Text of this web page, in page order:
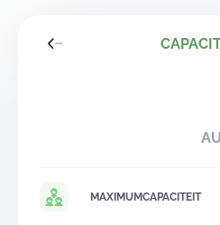
MAXIMUMCAPACITEIT